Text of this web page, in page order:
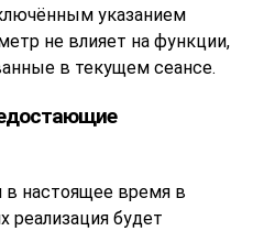
указанием
не влияет на функции,
в текущем сеансе.
настоящее время в
реализация будет